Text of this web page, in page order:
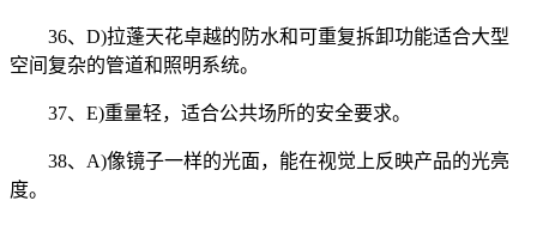
36、D)拉蓬天花卓越的防水和可重复拆卸功能适合大型
空间复杂的管道和照明系统。
37、E)重量轻，适合公共场所的安全要求。
38、A)像镜子一样的光面，能在视觉上反映产品的光亮
度。